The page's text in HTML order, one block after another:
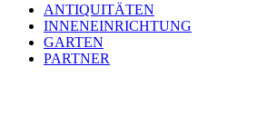
ANTIQUITÄTEN
INNENEINRICHTUNG
GARTEN
PARTNER